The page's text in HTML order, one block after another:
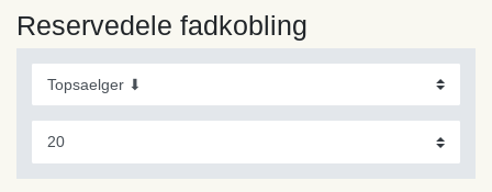
Reservedele fadkobling